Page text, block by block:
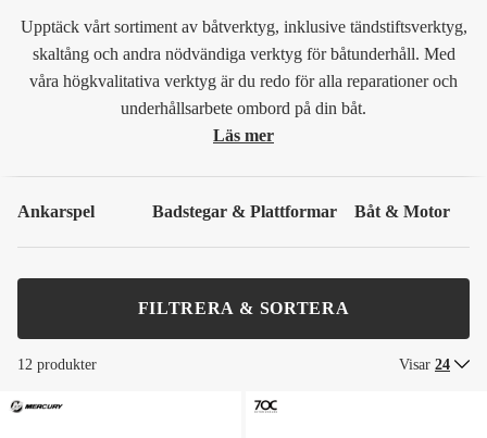
Upptäck vårt sortiment av båtverktyg, inklusive tändstiftsverktyg,
skaltång och andra nödvändiga verktyg för båtunderhåll. Med
våra högkvalitativa verktyg är du redo för alla reparationer och
underhållsarbete ombord på din båt.
Läs mer
Ankarspel Badstegar & Plattformar Båt & Motor
FILTRERA & SORTERA
12 produkter Visar 24